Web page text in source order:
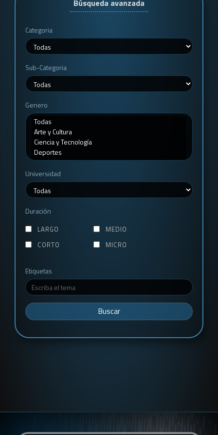
Búsqueda avanzada
Categoria
Sub-Categoria
Genero
Universidad
Duración
LARGO
MEDIO
CORTO
MICRO
Etiquetas
Buscar